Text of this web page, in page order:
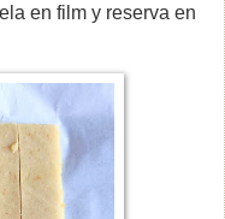
en film y reserva en